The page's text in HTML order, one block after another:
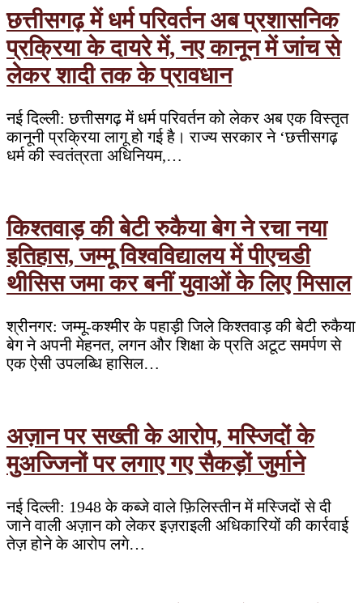
छत्तीसगढ़ में धर्म परिवर्तन अब प्रशासनिक
प्रक्रिया के दायरे में, नए कानून में जांच से
लेकर शादी तक के प्रावधान
नई दिल्ली: छत्तीसगढ़ में धर्म परिवर्तन को लेकर अब एक विस्तृत
कानूनी प्रक्रिया लागू हो गई है। राज्य सरकार ने ‘छत्तीसगढ़
धर्म की स्वतंत्रता अधिनियम,…
किश्तवाड़ की बेटी रुकैया बेग ने रचा नया
इतिहास, जम्मू विश्वविद्यालय में पीएचडी
थीसिस जमा कर बनीं युवाओं के लिए मिसाल
श्रीनगर: जम्मू-कश्मीर के पहाड़ी जिले किश्तवाड़ की बेटी रुकैया
बेग ने अपनी मेहनत, लगन और शिक्षा के प्रति अटूट समर्पण से
एक ऐसी उपलब्धि हासिल…
अज़ान पर सख्ती के आरोप, मस्जिदों के
मुअज्जिनों पर लगाए गए सैकड़ों जुर्माने
नई दिल्ली: 1948 के कब्जे वाले फ़िलिस्तीन में मस्जिदों से दी
जाने वाली अज़ान को लेकर इज़राइली अधिकारियों की कार्रवाई
तेज़ होने के आरोप लगे…